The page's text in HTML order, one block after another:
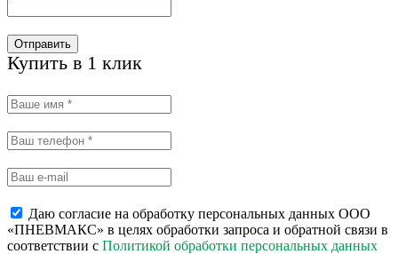
Отправить
Купить в 1 клик
Даю согласие на обработку персональных данных ООО
«ПНЕВМАКС» в целях обработки запроса и обратной связи в
соответствии с Политикой обработки персональных данных